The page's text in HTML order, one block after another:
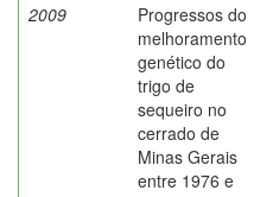
2009
Progressos do
melhoramento
genético do
trigo de
sequeiro no
cerrado de
Minas Gerais
entre 1976 e